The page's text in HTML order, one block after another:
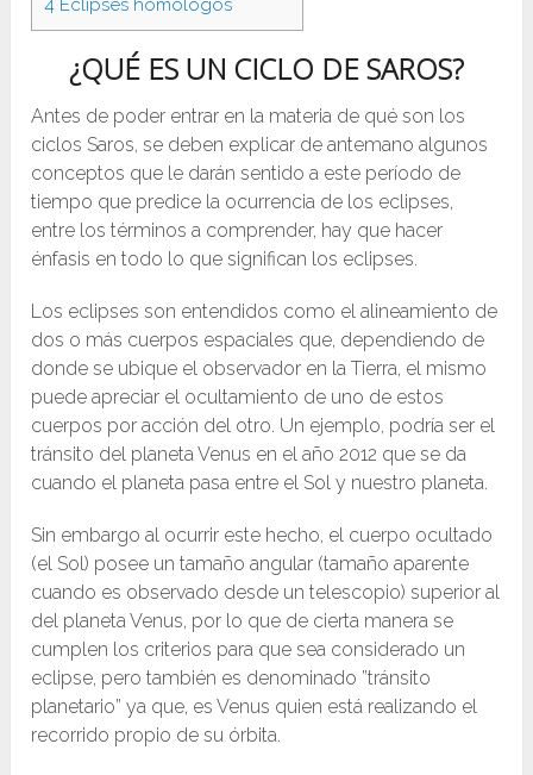
4 Eclipses homólogos
¿QUÉ ES UN CICLO DE SAROS?
Antes de poder entrar en la materia de qué son los
ciclos Saros, se deben explicar de antemano algunos
conceptos que le darán sentido a este período de
tiempo que predice la ocurrencia de los eclipses,
entre los términos a comprender, hay que hacer
énfasis en todo lo que significan los eclipses.
Los eclipses son entendidos como el alineamiento de
dos o más cuerpos espaciales que, dependiendo de
donde se ubique el observador en la Tierra, el mismo
puede apreciar el ocultamiento de uno de estos
cuerpos por acción del otro. Un ejemplo, podría ser el
tránsito del planeta Venus en el año 2012 que se da
cuando el planeta pasa entre el Sol y nuestro planeta.
Sin embargo al ocurrir este hecho, el cuerpo ocultado
(el Sol) posee un tamaño angular (tamaño aparente
cuando es observado desde un telescopio) superior al
del planeta Venus, por lo que de cierta manera se
cumplen los criterios para que sea considerado un
eclipse, pero también es denominado ”tránsito
planetario” ya que, es Venus quien está realizando el
recorrido propio de su órbita.